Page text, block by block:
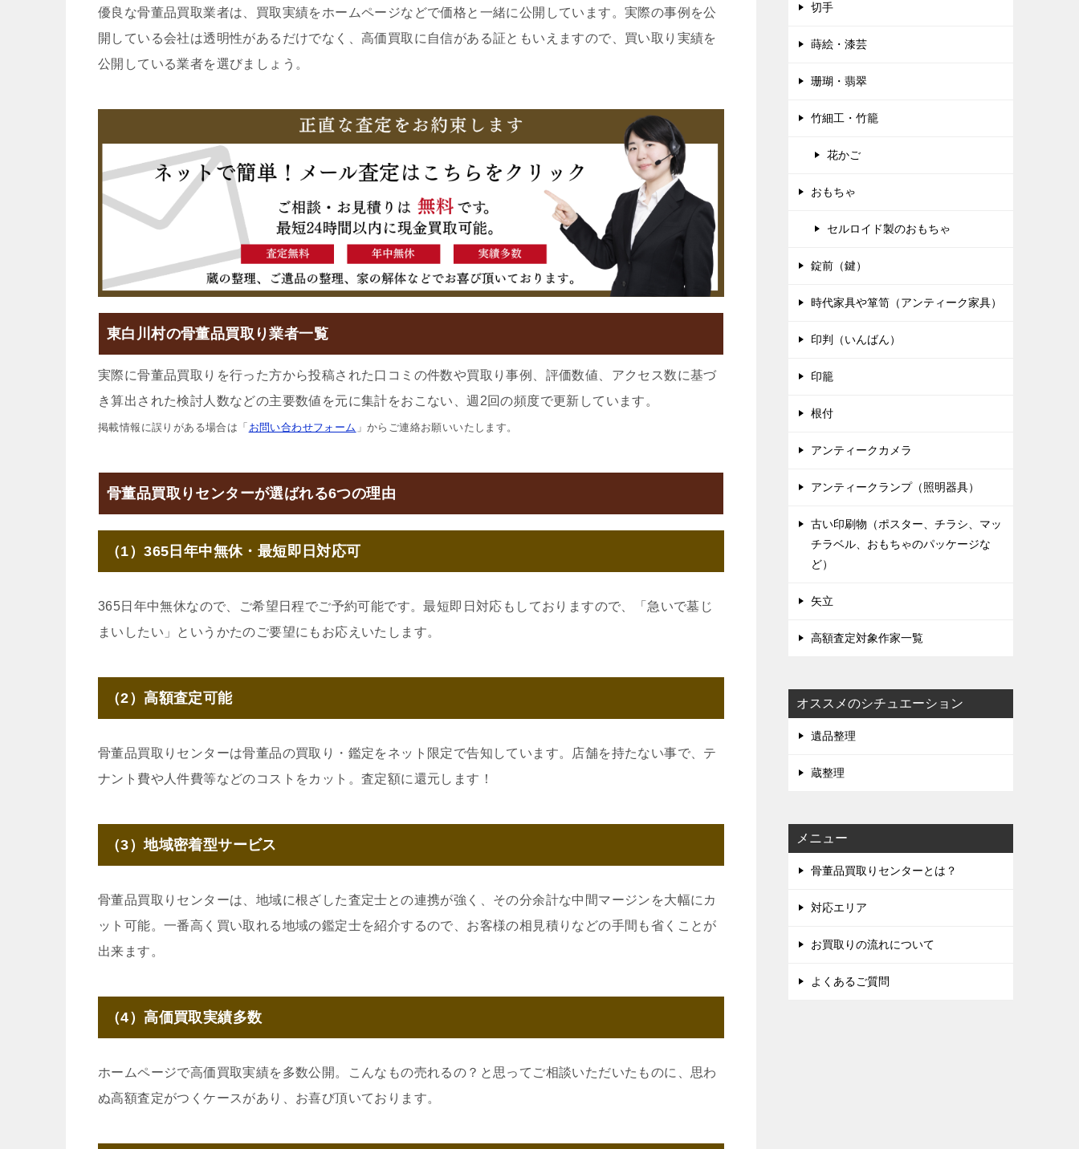
優良な骨董品買取業者は、買取実績をホームページなどで価格と一緒に公開しています。実際の事例を公
開している会社は透明性があるだけでなく、高価買取に自信がある証ともいえますので、買い取り実績を
公開している業者を選びましょう。
東白川村の骨董品買取り業者一覧
実際に骨董品買取りを行った方から投稿された口コミの件数や買取り事例、評価数値、アクセス数に基づ
き算出された検討人数などの主要数値を元に集計をおこない、週2回の頻度で更新しています。
掲載情報に誤りがある場合は「 お問い合わせフォーム 」からご連絡お願いいたします。
骨董品買取りセンターが選ばれる6つの理由
（1）365日年中無休・最短即日対応可
365日年中無休なので、ご希望日程でご予約可能です。最短即日対応もしておりますので、「急いで墓じ
まいしたい」というかたのご要望にもお応えいたします。
（2）高額査定可能
骨董品買取りセンターは骨董品の買取り・鑑定をネット限定で告知しています。店舗を持たない事で、テ
ナント費や人件費等などのコストをカット。査定額に還元します！
（3）地域密着型サービス
骨董品買取りセンターは、地域に根ざした査定士との連携が強く、その分余計な中間マージンを大幅にカ
ット可能。一番高く買い取れる地域の鑑定士を紹介するので、お客様の相見積りなどの手間も省くことが
出来ます。
（4）高価買取実績多数
ホームページで高価買取実績を多数公開。こんなもの売れるの？と思ってご相談いただいたものに、思わ
ぬ高額査定がつくケースがあり、お喜び頂いております。
切手
蒔絵・漆芸
珊瑚・翡翠
竹細工・竹籠
花かご
おもちゃ
セルロイド製のおもちゃ
錠前（鍵）
時代家具や箪笥（アンティーク家具）
印判（いんばん）
印籠
根付
アンティークカメラ
アンティークランプ（照明器具）
古い印刷物（ポスター、チラシ、マッ
チラベル、おもちゃのパッケージな
ど）
矢立
高額査定対象作家一覧
オススメのシチュエーション
遺品整理
蔵整理
メニュー
骨董品買取りセンターとは？
対応エリア
お買取りの流れについて
よくあるご質問